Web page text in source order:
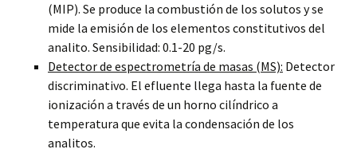
(MIP). Se produce la combustión de los solutos y se
mide la emisión de los elementos constitutivos del
analito. Sensibilidad: 0.1-20 pg/s.
Detector de espectrometría de masas (MS): Detector
discriminativo. El efluente llega hasta la fuente de
ionización a través de un horno cilíndrico a
temperatura que evita la condensación de los
analitos.